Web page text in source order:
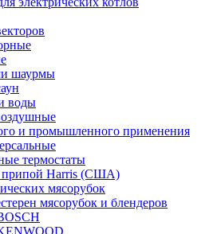
шаурмы
воды
и промышленного применения
термостаты
припой Harris (США)
мясорубок
мясорубок и блендеров